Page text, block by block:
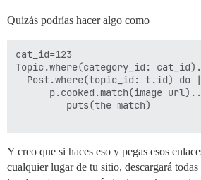
Quizás podrías hacer algo como
cat_id=123
Topic.where(category_id:
Post.where(topic_id: t.id) do
p.cooked.match(image
         puts(the match)
Y creo que si haces eso y pegas esos
cualquier lugar de tu sitio, descargará todas